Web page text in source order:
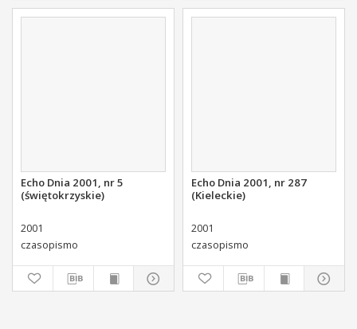
Echo Dnia 2001, nr 5
(świętokrzyskie)
2001
czasopismo
Echo Dnia 2001, nr 287
(Kieleckie)
2001
czasopismo